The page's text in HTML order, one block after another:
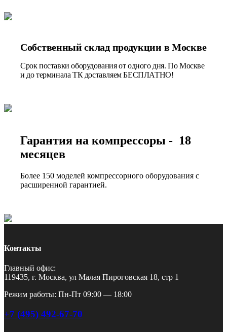
Собственный склад продукции в Москве
Срок поставки оборудования от одного дня. По Москве
и до терминала ТК доставляем БЕСПЛАТНО!
Гарантия на компрессоры - 18
месяцев
Более 150 моделей компрессорного оборудования с
расширенной гарантией.
Контакты
Главный офис:
119435, г. Москва, ул Малая Пироговская 18, стр 1
Режим работы: Пн-Пт 09:00 — 18:00
+7 (495) 492-67-70